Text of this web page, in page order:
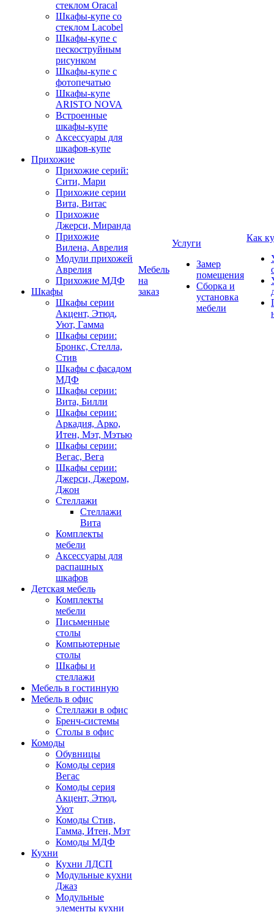
стеклом Oracal
Шкафы-купе со
стеклом Lacobel
Шкафы-купе с
пескоструйным
рисунком
Шкафы-купе с
фотопечатью
Шкафы-купе
ARISTO NOVA
Встроенные
шкафы-купе
Аксессуары для
шкафов-купе
Прихожие
Прихожие серий:
Сити, Мари
Прихожие серии
Вита, Витас
Прихожие
Джерси, Миранда
Прихожие
Вилена, Аврелия
Модули прихожей
Аврелия
Прихожие МДФ
Шкафы
Шкафы серии
Акцент, Этюд,
Уют, Гамма
Шкафы серии:
Бронкс, Стелла,
Стив
Шкафы с фасадом
МДФ
Шкафы серии:
Вита, Билли
Шкафы серии:
Аркадия, Арко,
Итен, Мэт, Мэтью
Шкафы серии:
Вегас, Вега
Шкафы серии:
Джерси, Джером,
Джон
Стеллажи
Стеллажи
Вита
Комплекты
мебели
Аксессуары для
распашных
шкафов
Детская мебель
Комплекты
мебели
Письменные
столы
Компьютерные
столы
Шкафы и
стеллажи
Мебель в гостинную
Мебель в офис
Стеллажи в офис
Бренч-системы
Столы в офис
Комоды
Обувницы
Комоды серия
Вегас
Комоды серия
Акцент, Этюд,
Уют
Комоды Стив,
Гамма, Итен, Мэт
Комоды МДФ
Кухни
Кухни ЛДСП
Модульные кухни
Джаз
Модульные
элементы кухни
Мебель
на
заказ
Услуги
Замер
помещения
Сборка и
установка
мебели
Как